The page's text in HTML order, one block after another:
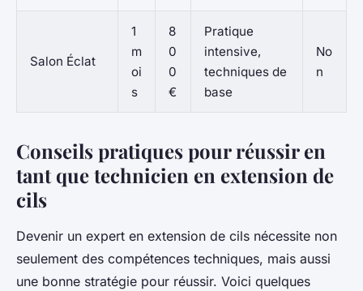
Salon Éclat
1
m
oi
s
8
0
0
€
Pratique
intensive,
techniques de
base
No
n
Conseils pratiques pour réussir en
tant que technicien en extension de
cils
Devenir un expert en extension de cils nécessite non
seulement des compétences techniques, mais aussi
une bonne stratégie pour réussir. Voici quelques